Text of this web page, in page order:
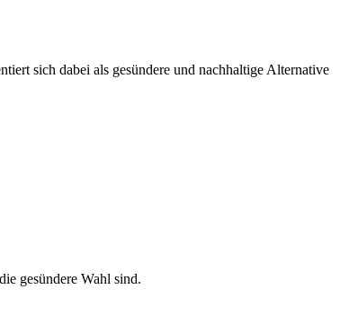
sich dabei als gesündere und nachhaltige Alternative
gesündere Wahl sind.